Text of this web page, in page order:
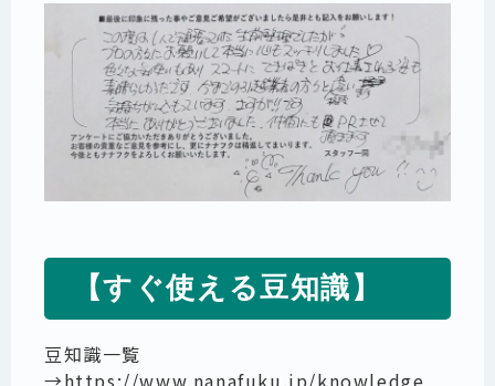
【すぐ使える豆知識】
豆知識一覧
→https://www.nanafuku.jp/knowledge